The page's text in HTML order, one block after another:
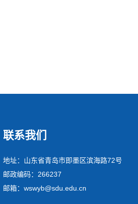
联系我们
地址：山东省青岛市即墨区滨海路72号
邮政编码：266237
邮箱：wswyb@sdu.edu.cn